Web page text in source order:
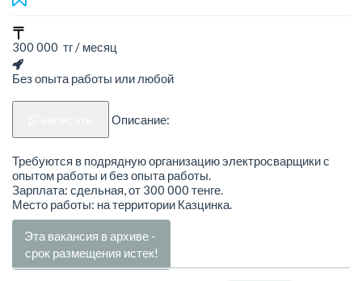
300 000 тг / месяц
Без опыта работы или любой
Описание:
Требуются в подрядную организацию электросварщики с
опытом работы и без опыта работы.
Зарплата: сдельная, от 300 000 тенге.
Место работы: на территории Казцинка.
Эта вакансия в архиве -
срок размещения истек!